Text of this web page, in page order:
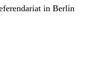
in Berlin